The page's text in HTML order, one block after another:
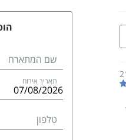
שם המתארח
תאריך אירוח
טלפון